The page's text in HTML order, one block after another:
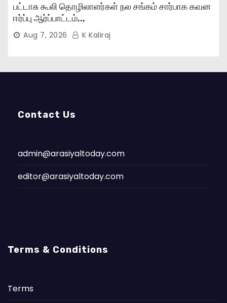
பட்டாசு கூலி தொழிலாளர்கள் நல சங்கம் சார்பாக கவன
ஈர்ப்பு ஆர்ப்பாட்டம்..,
Aug 7, 2026 K Kaliraj
Contact Us
admin@arasiyaltoday.com
editor@arasiyaltoday.com
Terms & Conditions
Terms